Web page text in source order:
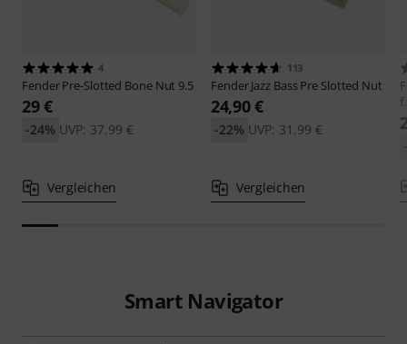
4
FenderPre-Slotted Bone Nut 9.5
29 €
UVP: 37,99 €
-24%
Vergleichen
113
FenderJazz Bass Pre Slotted Nut
24,90 €
UVP: 31,99 €
-22%
Vergleichen
Smart Navigator